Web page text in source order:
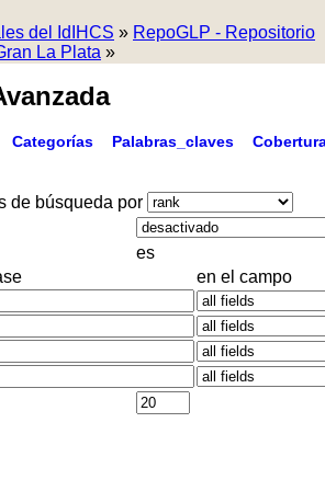
del IdIHCS » RepoGLP - Repositorio
La Plata »
Categorías Palabras_claves
de búsqueda por
es
en el campo